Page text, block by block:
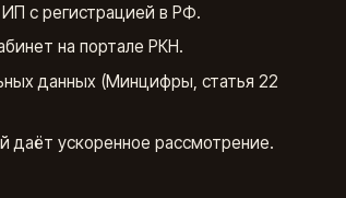
с регистрацией в РФ.
на портале РКН.
данных (Минцифры, статья 22
даёт ускоренное рассмотрение.